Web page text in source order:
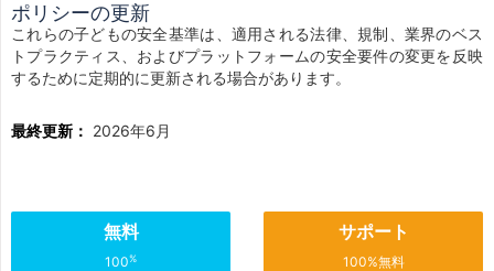
ポリシーの更新
これらの子どもの安全基準は、適用される法律、規制、業界のベス
トプラクティス、およびプラットフォームの安全要件の変更を反映
するために定期的に更新される場合があります。
最終更新： 2026年6月
無料
100%
サポート
100%無料